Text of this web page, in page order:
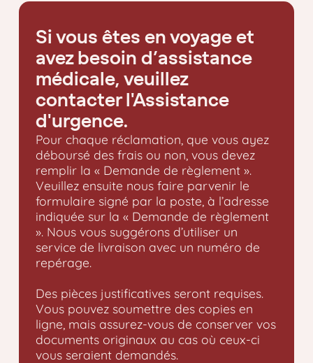
Si vous êtes en voyage et
avez besoin d’assistance
médicale, veuillez
contacter l'Assistance
d'urgence.
Pour chaque réclamation, que vous ayez
déboursé des frais ou non, vous devez
remplir la « Demande de règlement ».
Veuillez ensuite nous faire parvenir le
formulaire signé par la poste, à l’adresse
indiquée sur la « Demande de règlement
». Nous vous suggérons d’utiliser un
service de livraison avec un numéro de
repérage.
Des pièces justificatives seront requises.
Vous pouvez soumettre des copies en
ligne, mais assurez-vous de conserver vos
documents originaux au cas où ceux-ci
vous seraient demandés.